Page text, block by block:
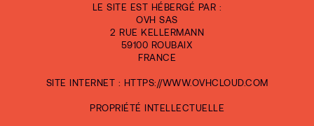
LE SITE EST HÉBERGÉ PAR :
OVH SAS
2 RUE KELLERMANN
59100 ROUBAIX
FRANCE
SITE INTERNET : HTTPS://WWW.OVHCLOUD.COM
PROPRIÉTÉ INTELLECTUELLE